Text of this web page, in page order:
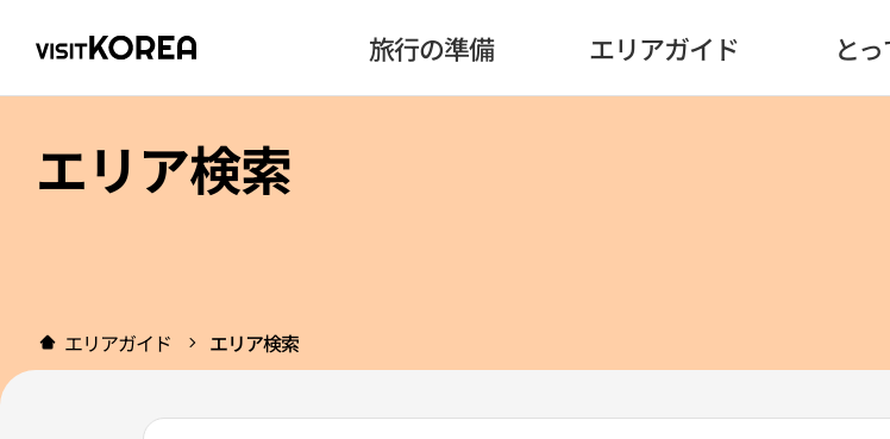
旅行の準備 エリアガイド と
エリア検索
エリアガイド エリア検索